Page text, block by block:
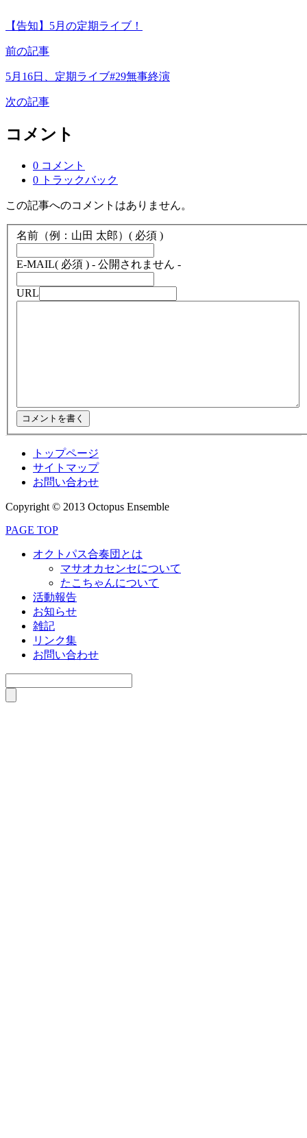
【告知】5月の定期ライブ！
前の記事
5月16日、定期ライブ#29無事終演
次の記事
コメント
0 コメント
0 トラックバック
この記事へのコメントはありません。
名前（例：山田 太郎） ( 必須 )
E-MAIL( 必須 ) - 公開されません -
URL
トップページ
サイトマップ
お問い合わせ
Copyright © 2013 Octopus Ensemble
PAGE TOP
オクトパス合奏団とは
マサオカセンセについて
たこちゃんについて
活動報告
お知らせ
雑記
リンク集
お問い合わせ